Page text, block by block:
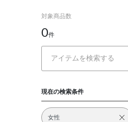
対象商品数
0件
現在の検索条件
女性